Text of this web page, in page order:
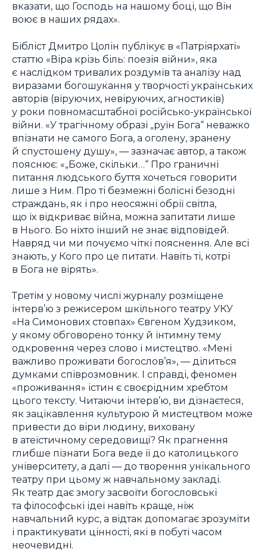
вказати, що Господь на нашому боці, що Він
воює в наших рядах».
Бібліст Дмитро Цолін публікує в «Патріярхаті»
статтю «Віра крізь біль: поезія війни», яка
є наслідком тривалих роздумів та аналізу над
виразами богошукання у творчості українських
авторів (віруючих, невіруючих, агностиків)
у роки повномасштабної російсько-української
війни. «У трагічному образі „руїн Бога“ неважко
впізнати не самого Бога, а оголену, зранену
й спустошену душу», — зазначає автор, а також
пояснює: «„Боже, скільки…“ Про граничні
питання людського буття хочеться говорити
лише з Ним. Про ті безмежні болісні безодні
страждань, як і про неосяжні обрії світла,
що їх відкриває війна, можна запитати лише
в Нього. Бо ніхто інший не знає відповідей.
Навряд чи ми почуємо чіткі пояснення. Але всі
знають, у Кого про це питати. Навіть ті, котрі
в Бога не вірять».
Третім у новому числі журналу розміщене
інтерв’ю з режисером шкільного театру УКУ
«На Симонових стовпах» Євгеном Худзиком,
у якому обговорено тонку й інтимну тему
одкровення через слово і мистецтво. «Мені
важливо проживати богослов’я», — ділиться
думками співрозмовник. І справді, феномен
«проживання» істин є своєрідним хребтом
цього тексту. Читаючи інтерв’ю, ви дізнаєтеся,
як зацікавлення культурою й мистецтвом може
привести до віри людину, виховану
в атеїстичному середовищі? Як прагнення
глибше пізнати Бога веде її до католицького
університету, а далі — до творення унікального
театру при цьому ж навчальному закладі.
Як театр дає змогу засвоїти богословські
та філософські ідеї навіть краще, ніж
навчальний курс, а відтак допомагає зрозуміти
і практикувати цінності, які в побуті часом
неочевидні.